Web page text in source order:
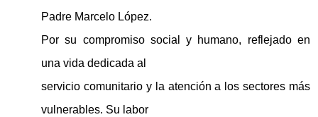
Padre Marcelo López.
Por su compromiso social y humano, reflejado en
una vida dedicada al
servicio comunitario y la atención a los sectores más
vulnerables. Su labor